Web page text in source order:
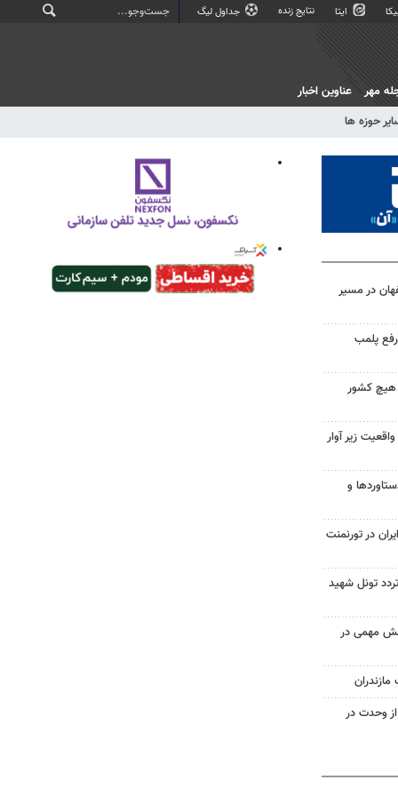
ایتا نتایج زنده جداول لیگ
حوزه ها
مهر عناوین اخبار
در مسیر
پلمب
هیچ کشور
زیر آوار
و
در تورنمنت
تونل شهید
مهمی در
وحدت در